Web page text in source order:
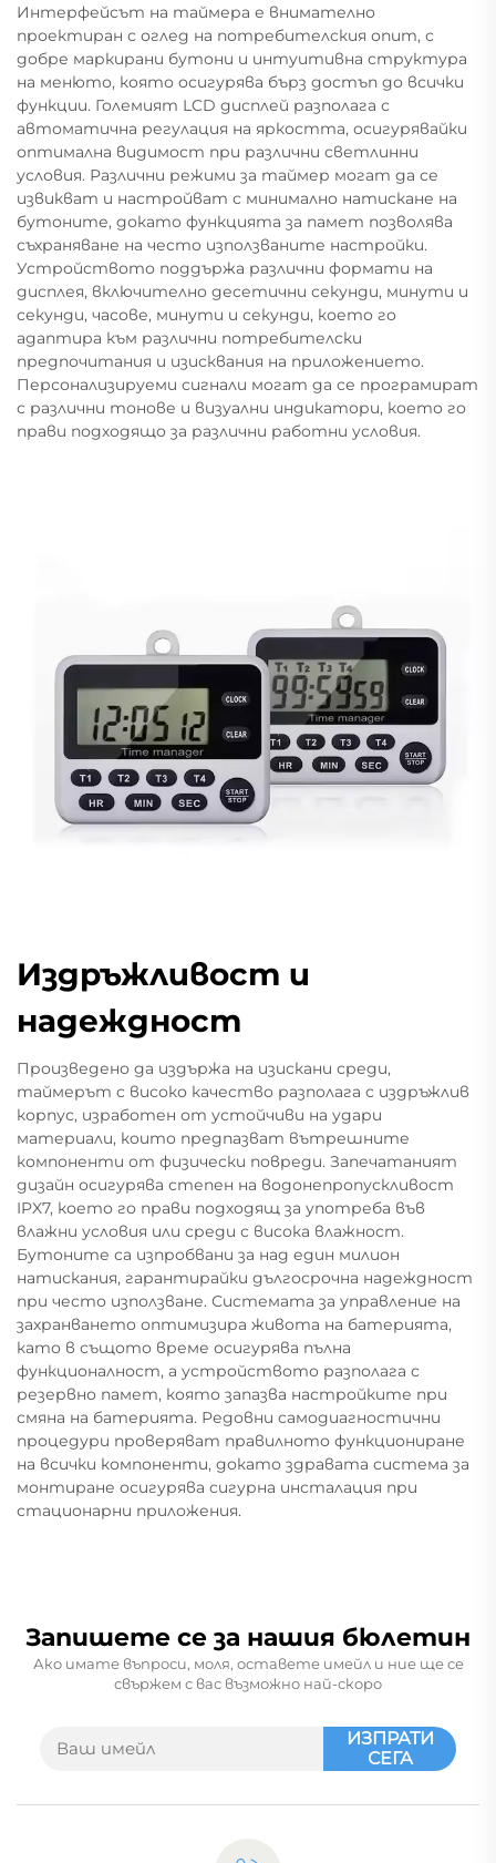
Интерфейсът на таймера е внимателно
проектиран с оглед на потребителския опит, с
добре маркирани бутони и интуитивна структура
на менюто, която осигурява бърз достъп до всички
функции. Големият LCD дисплей разполага с
автоматична регулация на яркостта, осигурявайки
оптимална видимост при различни светлинни
условия. Различни режими за таймер могат да се
извикват и настройват с минимално натискане на
бутоните, докато функцията за памет позволява
съхраняване на често използваните настройки.
Устройството поддържа различни формати на
дисплея, включително десетични секунди, минути и
секунди, часове, минути и секунди, което го
адаптира към различни потребителски
предпочитания и изисквания на приложението.
Персонализируеми сигнали могат да се програмират
с различни тонове и визуални индикатори, което го
прави подходящо за различни работни условия.
Издръжливост и
надеждност
Произведено да издържа на изискани среди,
таймерът с високо качество разполага с издръжлив
корпус, изработен от устойчиви на удари
материали, които предпазват вътрешните
компоненти от физически повреди. Запечатаният
дизайн осигурява степен на водонепропускливост
IPX7, което го прави подходящ за употреба във
влажни условия или среди с висока влажност.
Бутоните са изпробвани за над един милион
натискания, гарантирайки дългосрочна надеждност
при често използване. Системата за управление на
захранването оптимизира живота на батерията,
като в същото време осигурява пълна
функционалност, а устройството разполага с
резервно памет, която запазва настройките при
смяна на батерията. Редовни самодиагностични
процедури проверяват правилното функциониране
на всички компоненти, докато здравата система за
монтиране осигурява сигурна инсталация при
стационарни приложения.
Запишете се за нашия бюлетин
Ако имате въпроси, моля, оставете имейл и ние ще се
свържем с вас възможно най-скоро
ИЗПРАТИ
СЕГА